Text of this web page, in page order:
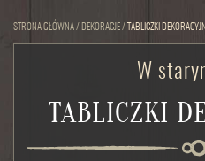
STRONA GŁÓWNA/ DEKORACJE/ TABLICZKI
W
TABLICZKI